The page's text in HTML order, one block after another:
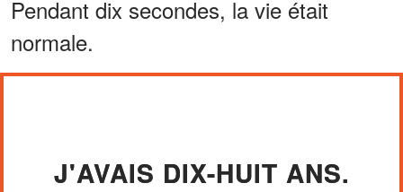
Pendant dix secondes, la vie était
normale.
J'AVAIS DIX-HUIT ANS.